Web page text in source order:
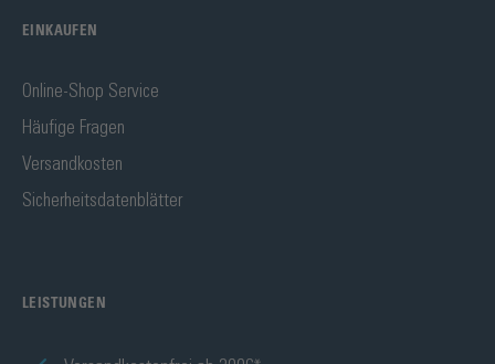
EINKAUFEN
Online-Shop Service
Häufige Fragen
Versandkosten
Sicherheitsdatenblätter
LEISTUNGEN